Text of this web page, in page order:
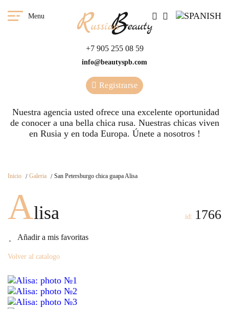
Menu
+7 905 255 08 59
info@beautyspb.com
Registrarse
Nuestra agencia usted ofrece una excelente oportunidad
de conocer a una bella chica rusa. Nuestras сhicas viven
en Rusia y en toda Europa. Únete a nosotros !
Inicio Galeria San Petersburgo chica guapa Alisa
Alisa
Añadir a mis favoritas
id: 1766
Volver al catalogo